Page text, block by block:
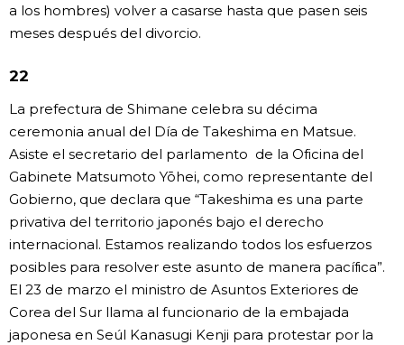
a los hombres) volver a casarse hasta que pasen seis
meses después del divorcio.
22
La prefectura de Shimane celebra su décima
ceremonia anual del Día de Takeshima en Matsue.
Asiste el secretario del parlamento de la Oficina del
Gabinete Matsumoto Yōhei, como representante del
Gobierno, que declara que “Takeshima es una parte
privativa del territorio japonés bajo el derecho
internacional. Estamos realizando todos los esfuerzos
posibles para resolver este asunto de manera pacífica”.
El 23 de marzo el ministro de Asuntos Exteriores de
Corea del Sur llama al funcionario de la embajada
japonesa en Seúl Kanasugi Kenji para protestar por la